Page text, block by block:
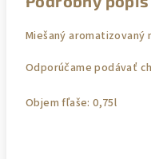
Miešaný aromatizovaný
Odporúčame podávať
Objem fľaše: 0,75l